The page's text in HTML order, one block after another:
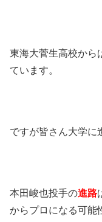
東海大菅生高校から
ています。
ですが皆さん大学に
本田峻也投手の進路
からプロになる可能